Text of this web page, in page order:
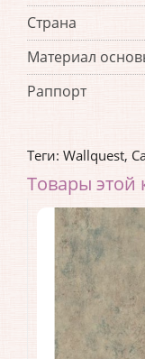
Страна
Материал
Раппорт
Теги: Wallquest,
Товары этой